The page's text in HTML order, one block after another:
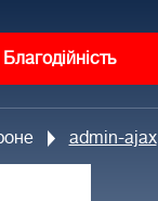
Благодійність
admin-ajax